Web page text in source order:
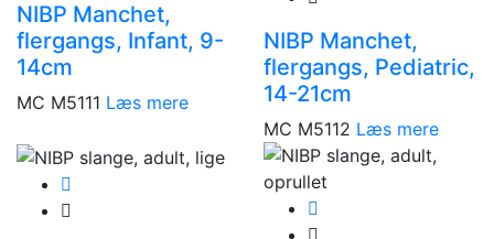
NIBP Manchet,
flergangs, Infant, 9-
14cm
MC M5111 Læs mere
NIBP Manchet,
flergangs, Pediatric,
14-21cm
MC M5112 Læs mere